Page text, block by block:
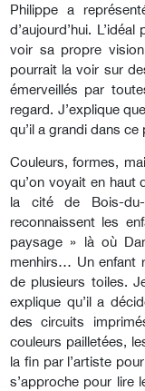
Philippe a
d’aujourd’hui.
voir sa propre
pourrait la voir sur
émerveillés par
regard. J’explique
qu’il a grandi dans
Couleurs, formes,
qu’on voyait en haut
la cité de Bois-
reconnaissent les
paysage » là où
menhirs… Un enfant
de plusieurs toiles.
explique qu’il a
des circuits
couleurs pailletées,
la fin par l’artiste
s’approche pour lire